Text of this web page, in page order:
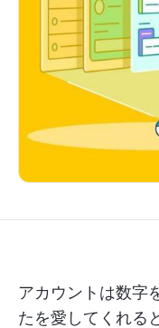
アカウントは数字
たを愛してくれる